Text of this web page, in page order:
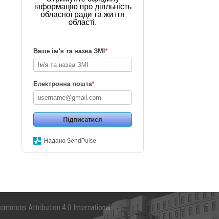
інформацію про діяльність
обласної ради та життя
області.
Ваше ім'я та назва ЗМІ*
Електронна пошта*
Підписатися
Надано SendPulse
Attribution 4.0 International